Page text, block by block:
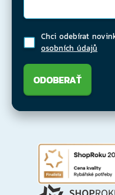
Chci odebírat
osobních údajů
ODOBERAŤ